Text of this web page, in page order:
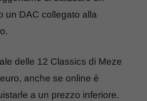
un DAC collegato alla
delle 12 Classics di Meze
anche se online è
a un prezzo inferiore.